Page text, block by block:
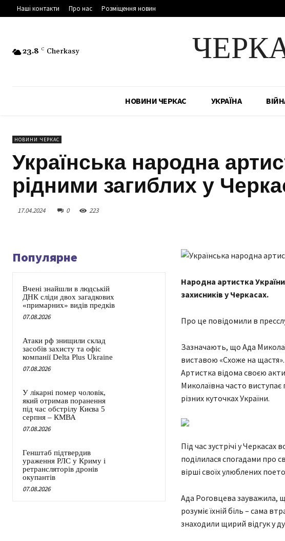
Наші контакти Про нас Розміщення новин
23.8 C Cherkasy
НОВИНИ ЧЕРКАС УКРАЇНА
НОВИНИ ЧЕРКАС
Українська народна
рідними загиблих у
17.04.2024 0 223
Популярне
Вчені знайшли в людській
ДНК сліди двох загадкових
«примарних» видів предків
07.08.2026
Атаки рф знищили склад
засобів захисту та офіс
компанії Delta Plus Ukraine
07.08.2026
У лікарні помер чоловік,
який отримав поранення
під час обстрілу Києва 5
серпня – КМВА
07.08.2026
Генштаб підтвердив
ураження РЛС у Криму і
ретрансляторів дронів
окупантів
07.08.2026
Народна артистка
захисників у Черкасах.
Про це повідомили в
Зазначають, що Ада
виставою «Схоже на щастя».
Артистка відома своєю
Миколаївна часто
різних куточках України.
Під час зустрічі у Черкасах
поділилася спогадами про
вірші своїх улюблених
Ада Роговцева зауважила,
розуміє їхній біль – сама
знаходили щирий відгук у